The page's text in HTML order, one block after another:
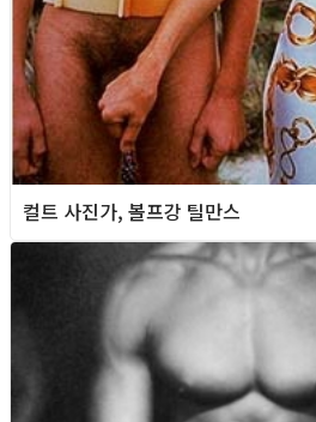
컬트 사진가, 볼프강 틸만스